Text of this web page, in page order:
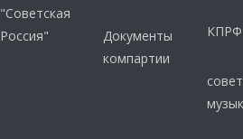
"Советская
Россия"
Документы
компартии